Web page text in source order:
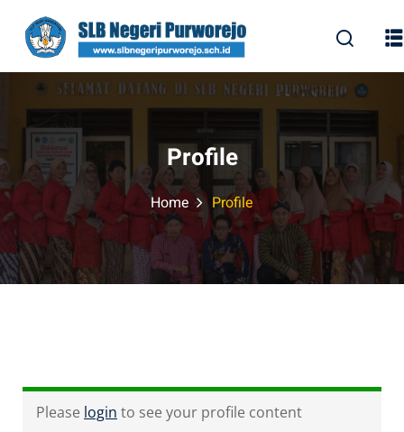
content
Profile
Home Profile
Please login to see your profile content